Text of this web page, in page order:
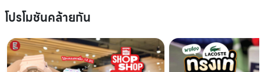
โปรโมชันคล้ายกัน